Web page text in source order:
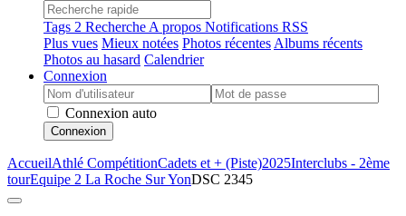
Tags 2 Recherche A propos Notifications RSS
Plus vues Mieux notées Photos récentes Albums récents
Photos au hasard Calendrier
Connexion
Connexion auto
Connexion
AccueilAthlé CompétitionCadets et + (Piste)2025Interclubs - 2ème
tourEquipe 2 La Roche Sur YonDSC 2345